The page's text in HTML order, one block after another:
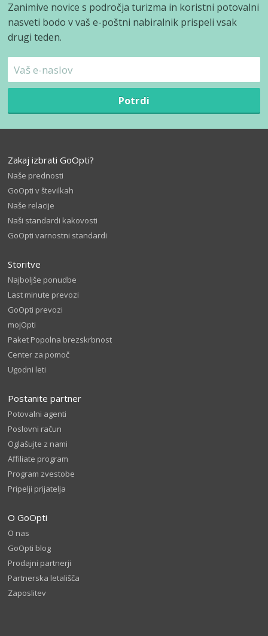
Zanimive novice s področja turizma in koristni potovalni
nasveti bodo v vaš e-poštni nabiralnik prispeli vsak
drugi teden.
Potrdi
Zakaj izbrati GoOpti?
Naše prednosti
GoOpti v številkah
Naše relacije
Naši standardi kakovosti
GoOpti varnostni standardi
Storitve
Najboljše ponudbe
Last minute prevozi
GoOpti prevozi
mojOpti
Paket Popolna brezskrbnost
Center za pomoč
Ugodni leti
Postanite partner
Potovalni agenti
Poslovni račun
Oglašujte z nami
Affiliate program
Program zvestobe
Pripelji prijatelja
O GoOpti
O nas
GoOpti blog
Prodajni partnerji
Partnerska letališča
Zaposlitev